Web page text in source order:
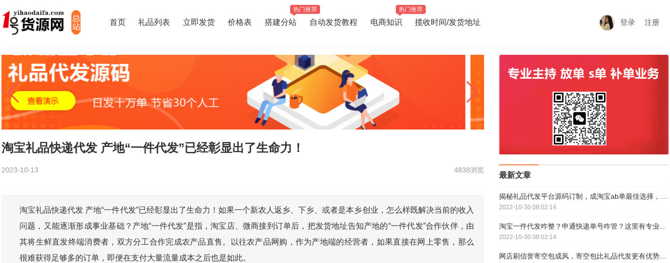
首页 礼品列表 立即发货 价格表
热门推荐
搭建分站 自动发货教程
热门推荐
电商知识 揽收时间/发货地址 登录 注册
淘宝礼品快递代发 产地“一件代发”已经彰显出了生命力！
2023-10-13 4838浏览
淘宝礼品快递代发 产地“一件代发”已经彰显出了生命力！如果一个新农人返乡、下乡、或者是本乡创业，怎么样既解决当前的收入
问题，又能逐渐形成事业基础？产地“一件代发”是指，淘宝店、微商接到订单后，把发货地址告知产地的“一件代发”合作伙伴，由
其将生鲜直发终端消费者，双方分工合作完成农产品直售。以往农产品网购，作为产地端的经营者，如果直接在网上零售，那么
很难获得足够多的订单，即便在支付大量流量成本之后也是如此。
最新文章
2022-10-30 08:02:14
2022-10-30 08:02:14
网店刷信誉寄空包成风，寄空包比礼品代发更有优势吗？